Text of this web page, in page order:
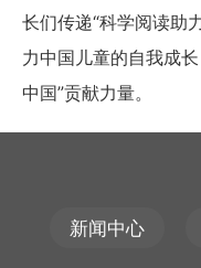
长们传递“科学阅读助
力中国儿童的自我成
中国”贡献力量。
新闻中心